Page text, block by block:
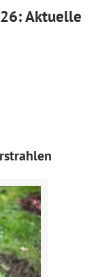
Aktuelle